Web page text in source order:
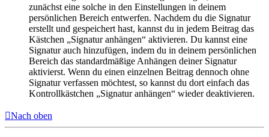
zunächst eine solche in den Einstellungen in deinem
persönlichen Bereich entwerfen. Nachdem du die Signatur
erstellt und gespeichert hast, kannst du in jedem Beitrag das
Kästchen „Signatur anhängen“ aktivieren. Du kannst eine
Signatur auch hinzufügen, indem du in deinem persönlichen
Bereich das standardmäßige Anhängen deiner Signatur
aktivierst. Wenn du einen einzelnen Beitrag dennoch ohne
Signatur verfassen möchtest, so kannst du dort einfach das
Kontrollkästchen „Signatur anhängen“ wieder deaktivieren.
Nach oben